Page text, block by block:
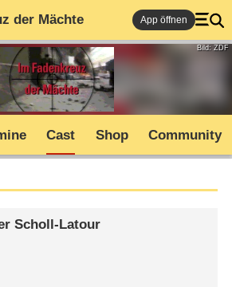
der Mächte App öffnen
Bild: ZDF
Cast Shop Community
Scholl-Latour